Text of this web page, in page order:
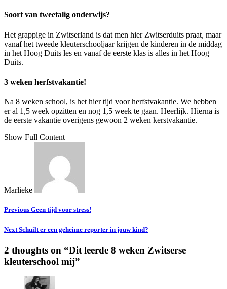
Soort van tweetalig onderwijs?
Het grappige in Zwitserland is dat men hier Zwitserduits praat, maar
vanaf het tweede kleuterschooljaar krijgen de kinderen in de middag
in het Hoog Duits les en vanaf de eerste klas is alles in het Hoog
Duits.
3 weken herfstvakantie!
Na 8 weken school, is het hier tijd voor herfstvakantie. We hebben
er al 1,5 week opzitten en nog 1,5 week te gaan. Heerlijk. Hierna is
de eerste vakantie overigens gewoon 2 weken kerstvakantie.
Show Full Content
Marlieke
Previous Geen tijd voor stress!
Next Schuilt er een geheime reporter in jouw kind?
2 thoughts on “Dit leerde 8 weken Zwitserse
kleuterschool mij”